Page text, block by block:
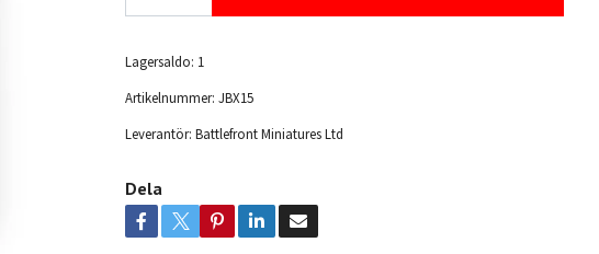
Lagersaldo: 1
Artikelnummer: JBX15
Leverantör: Battlefront Miniatures Ltd
Dela